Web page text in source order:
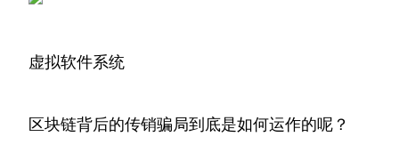
虚拟软件系统
区块链背后的传销骗局到底是如何运作的呢？